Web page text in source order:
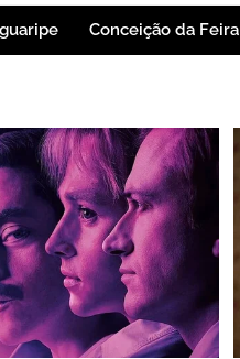
Conceição da Feira